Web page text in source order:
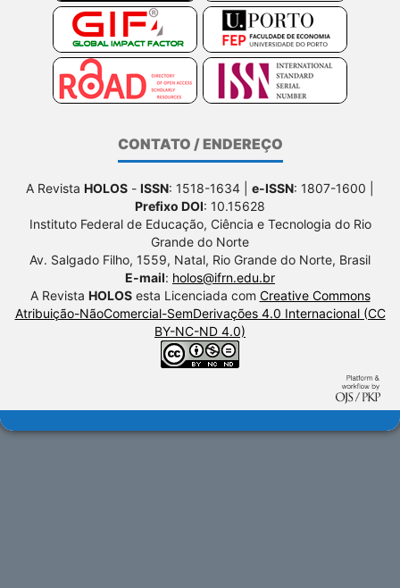
CONTATO / ENDEREÇO
A Revista HOLOS - ISSN: 1518-1634 | e-ISSN: 1807-1600 |
Prefixo DOI: 10.15628
Instituto Federal de Educação, Ciência e Tecnologia do Rio
Grande do Norte
Av. Salgado Filho, 1559, Natal, Rio Grande do Norte, Brasil
E-mail: holos@ifrn.edu.br
A Revista HOLOSesta Licenciada com Creative Commons
Atribuição-NãoComercial-SemDerivações 4.0 Internacional (CC
BY-NC-ND 4.0)